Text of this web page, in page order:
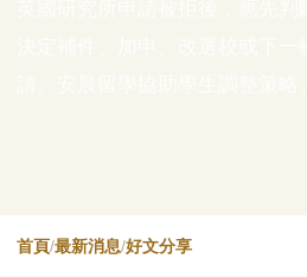
首頁/最新消息/好文分享